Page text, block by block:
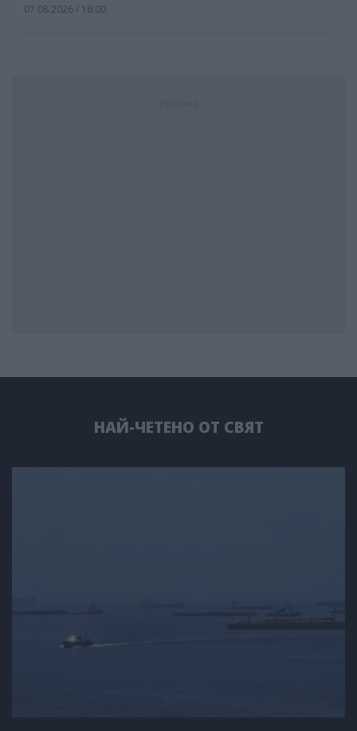
07.08.2026 / 16:00
НАЙ-ЧЕТЕНО ОТ СВЯТ